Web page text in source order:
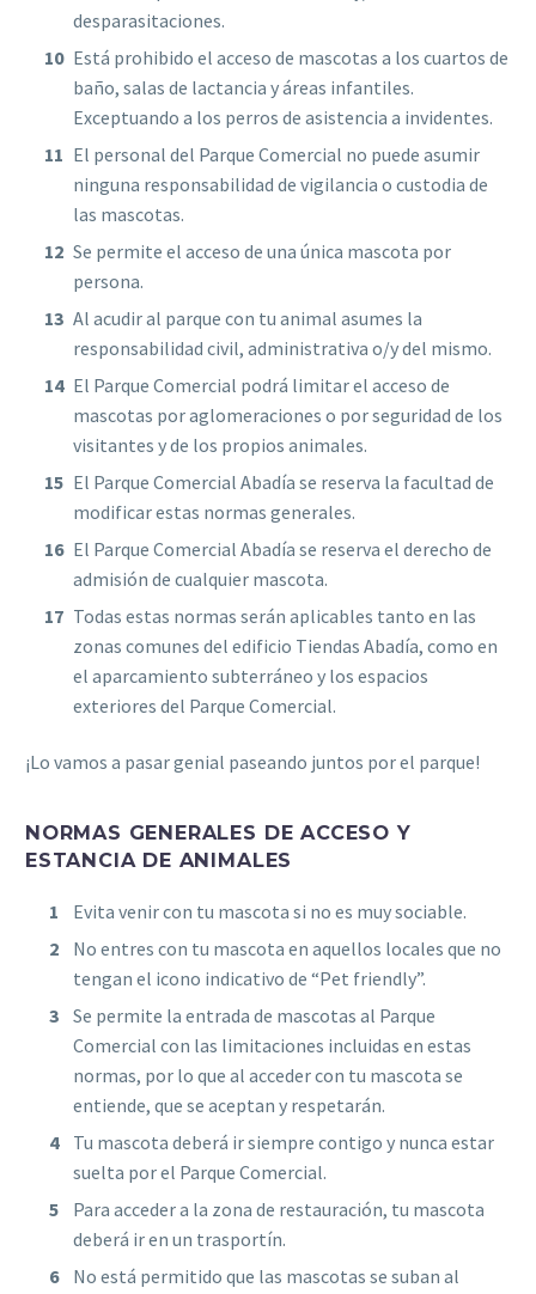
desparasitaciones.
Está prohibido el acceso de mascotas a los cuartos de
baño, salas de lactancia y áreas infantiles.
Exceptuando a los perros de asistencia a invidentes.
El personal del Parque Comercial no puede asumir
ninguna responsabilidad de vigilancia o custodia de
las mascotas.
Se permite el acceso de una única mascota por
persona.
Al acudir al parque con tu animal asumes la
responsabilidad civil, administrativa o/y del mismo.
El Parque Comercial podrá limitar el acceso de
mascotas por aglomeraciones o por seguridad de los
visitantes y de los propios animales.
El Parque Comercial Abadía se reserva la facultad de
modificar estas normas generales.
El Parque Comercial Abadía se reserva el derecho de
admisión de cualquier mascota.
Todas estas normas serán aplicables tanto en las
zonas comunes del edificio Tiendas Abadía, como en
el aparcamiento subterráneo y los espacios
exteriores del Parque Comercial.
¡Lo vamos a pasar genial paseando juntos por el parque!
NORMAS GENERALES DE ACCESO Y
ESTANCIA DE ANIMALES
Evita venir con tu mascota si no es muy sociable.
No entres con tu mascota en aquellos locales que no
tengan el icono indicativo de “Pet friendly”.
Se permite la entrada de mascotas al Parque
Comercial con las limitaciones incluidas en estas
normas, por lo que al acceder con tu mascota se
entiende, que se aceptan y respetarán.
Tu mascota deberá ir siempre contigo y nunca estar
suelta por el Parque Comercial.
Para acceder a la zona de restauración, tu mascota
deberá ir en un trasportín.
No está permitido que las mascotas se suban al